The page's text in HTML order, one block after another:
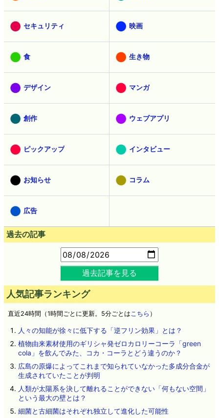
セキュリティ 映画
食 生き物
デザイン マンガ
創作 ウェブアプリ
ピックアップ インタビュー
お知らせ コラム
広告
過去の記事
過去記事を見る
人気記事ランキング
直近24時間（1時間ごとに更新。5分ごとは こちら ）
人々の知能が徐々に低下する「逆フリン効果」とは？
植物由来素材使用のギリシャ発ゼロカロリーコーラ「green
cola」を飲んでみた、コカ・コーラとどう違うのか？
広島の原爆によってこれまで知られていなかった多成分合金が
生成されていたことが判明
人類が太陽系を決して離れることができない「何もない空間」
という最大の壁とは？
細菌と古細菌はそれぞれ独立して進化した可能性